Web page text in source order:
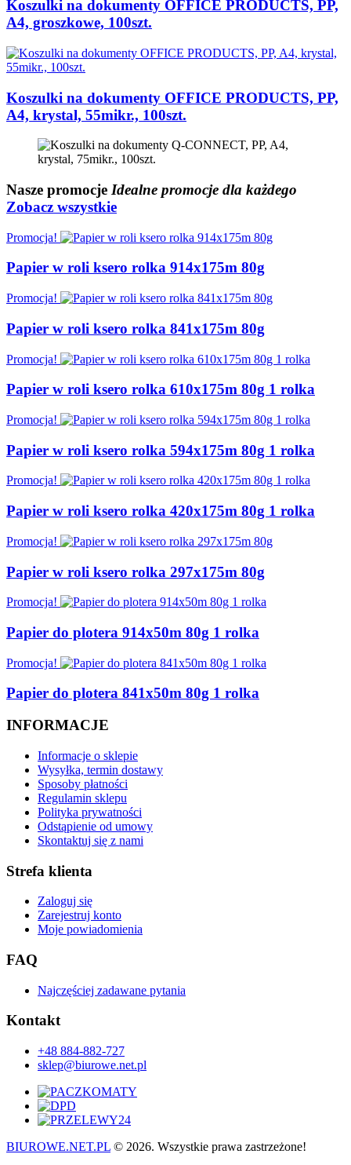
Koszulki na dokumenty OFFICE PRODUCTS, PP,
A4, groszkowe, 100szt.
Koszulki na dokumenty OFFICE PRODUCTS, PP,
A4, krystal, 55mikr., 100szt.
Nasze promocje Idealne promocje dla każdego
Zobacz wszystkie
Promocja!
Papier w roli ksero rolka 914x175m 80g
Promocja!
Papier w roli ksero rolka 841x175m 80g
Promocja!
Papier w roli ksero rolka 610x175m 80g 1 rolka
Promocja!
Papier w roli ksero rolka 594x175m 80g 1 rolka
Promocja!
Papier w roli ksero rolka 420x175m 80g 1 rolka
Promocja!
Papier w roli ksero rolka 297x175m 80g
Promocja!
Papier do plotera 914x50m 80g 1 rolka
Promocja!
Papier do plotera 841x50m 80g 1 rolka
INFORMACJE
Informacje o sklepie
Wysyłka, termin dostawy
Sposoby płatności
Regulamin sklepu
Polityka prywatności
Odstąpienie od umowy
Skontaktuj się z nami
Strefa klienta
Zaloguj się
Zarejestruj konto
Moje powiadomienia
FAQ
Najczęściej zadawane pytania
Kontakt
+48 884-882-727
sklep@biurowe.net.pl
BIUROWE.NET.PL © 2026. Wszystkie prawa zastrzeżone!